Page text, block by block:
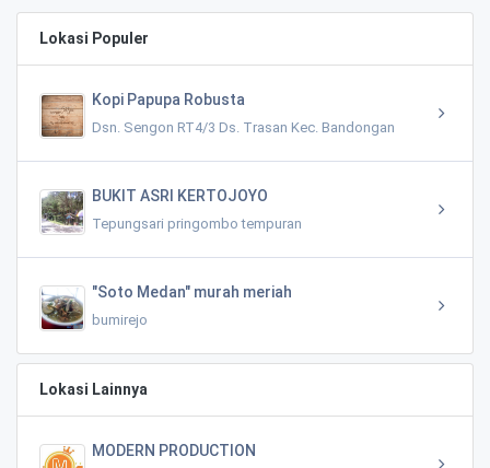
Lokasi Populer
Kopi Papupa Robusta
Dsn. Sengon RT4/3 Ds. Trasan Kec. Bandongan
BUKIT ASRI KERTOJOYO
Tepungsari pringombo tempuran
"Soto Medan" murah meriah
bumirejo
Lokasi Lainnya
MODERN PRODUCTION